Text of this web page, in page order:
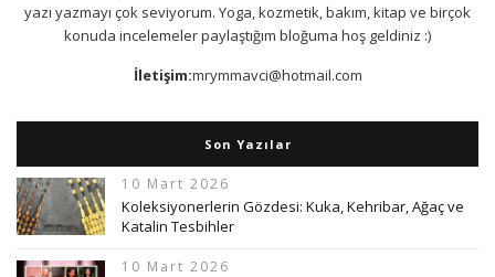
yazı yazmayı çok seviyorum. Yoga, kozmetik, bakım, kitap ve birçok
konuda incelemeler paylaştığım bloğuma hoş geldiniz :)
İletişim:mrymmavci@hotmail.com
Son Yazılar
10 Mart 2026
Koleksiyonerlerin Gözdesi: Kuka, Kehribar, Ağaç ve
Katalin Tesbihler
10 Mart 2026